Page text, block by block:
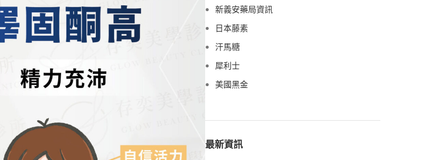
新義安藥局資訊
日本藤素
汗馬糖
犀利士
美國黑金
最新資訊